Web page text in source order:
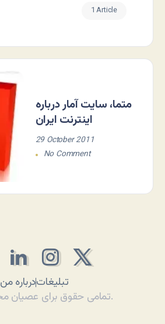
1 Article
متما، سایت آمار درباره
اینترنت ایران
29 October 2011
No Comment
درباره منتبلیغات
تمامی حقوق برای عصیان محفوظ است.